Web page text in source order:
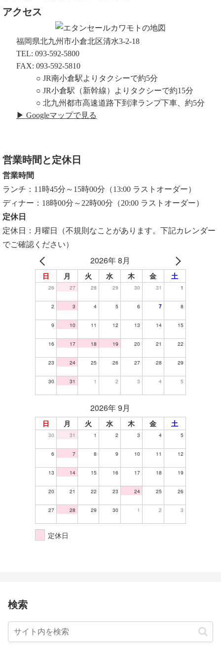
アクセス
福岡県北九州市小倉北区清水3-2-18
TEL: 093-592-5800
FAX: 093-592-5810
○ JR南小倉駅よりタクシーで約5分
○ JR小倉駅（新幹線）よりタクシーで約15分
○ 北九州都市高速道路下到津ランプ下車、約5分
▶ Googleマップで見る
営業時間と定休日
営業時間
ランチ：11時45分～15時00分（13:00 ラストオーダー）
ディナー：18時00分～22時00分（20:00 ラストオーダー）
定休日
定休日：月曜日（不規則なことがあります。下記カレンダー
でご確認ください）
2026年 8月
日 月 火 水 木 金 土
26 27 28 29 30 31 1
2 3 4 5 6 7 8
9 10 11 12 13 14 15
16 17 18 19 20 21 22
23 24 25 26 27 28 29
30 31 1 2 3 4 5
2026年 9月
日 月 火 水 木 金 土
30 31 1 2 3 4 5
6 7 8 9 10 11 12
13 14 15 16 17 18 19
20 21 22 23 24 25 26
27 28 29 30 1 2 3
定休日
検索